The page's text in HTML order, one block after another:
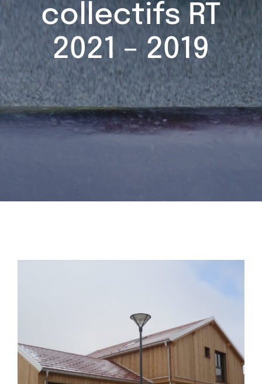
collectifs RT
2021 – 2019